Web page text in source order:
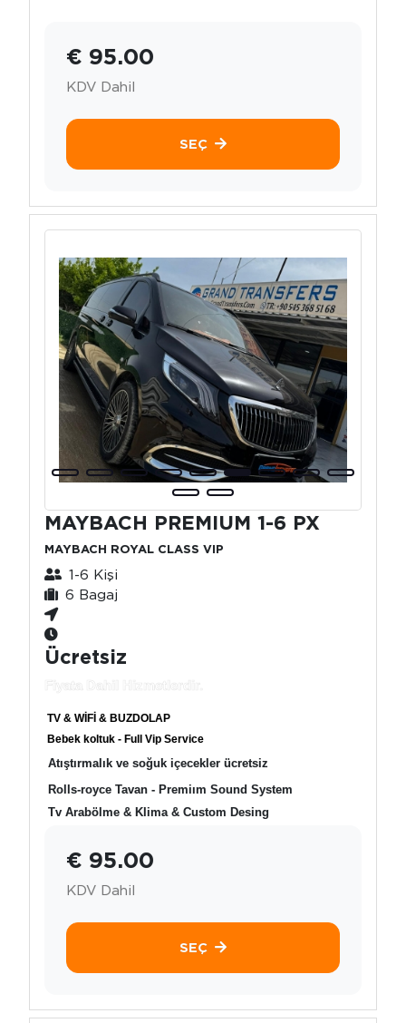
€ 95.00
KDV Dahil
SEÇ
MAYBACH PREMIUM 1-6 PX
MAYBACH ROYAL CLASS VIP
1-6 Kişi
6 Bagaj
Ücretsiz
Fiyata Dahil Hizmetlerdir.
TV & WİFİ & BUZDOLAP
Bebek koltuk - Full Vip Service
Atıştırmalık ve soğuk içecekler ücretsiz
Rolls-royce Tavan - Premiım Sound System
Tv Arabölme & Klima & Custom Desing
€ 95.00
KDV Dahil
SEÇ